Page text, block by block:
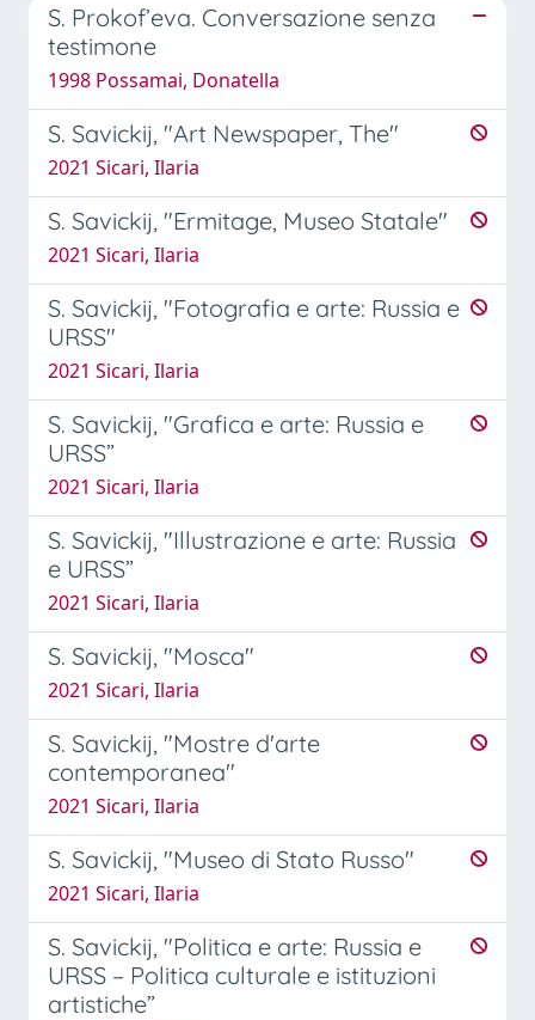
S. Prokof’eva. Conversazione senza
testimone
1998 Possamai, Donatella
S. Savickij, "Art Newspaper, The"
2021 Sicari, Ilaria
S. Savickij, "Ermitage, Museo Statale"
2021 Sicari, Ilaria
S. Savickij, "Fotografia e arte: Russia e
URSS"
2021 Sicari, Ilaria
S. Savickij, "Grafica e arte: Russia e
URSS”
2021 Sicari, Ilaria
S. Savickij, "Illustrazione e arte: Russia
e URSS”
2021 Sicari, Ilaria
S. Savickij, "Mosca"
2021 Sicari, Ilaria
S. Savickij, "Mostre d'arte
contemporanea"
2021 Sicari, Ilaria
S. Savickij, "Museo di Stato Russo"
2021 Sicari, Ilaria
S. Savickij, "Politica e arte: Russia e
URSS – Politica culturale e istituzioni
artistiche”